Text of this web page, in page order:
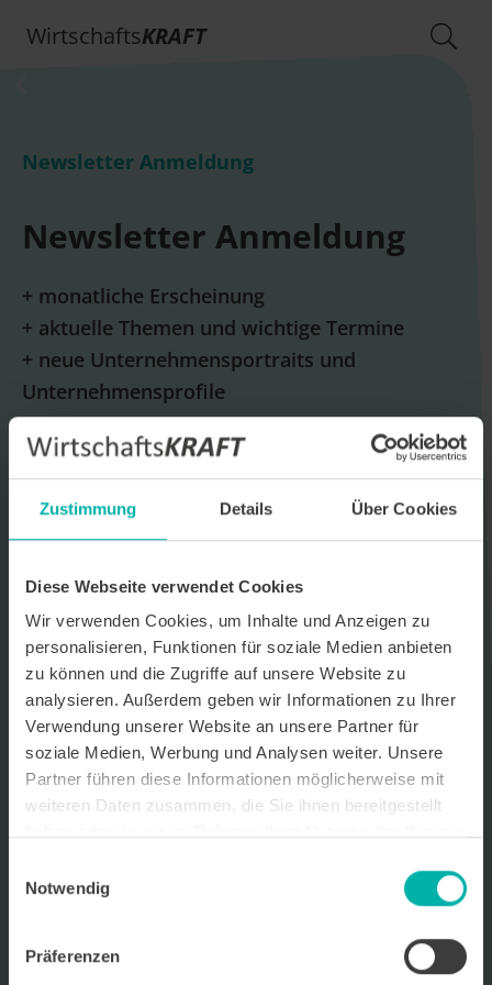
Zustimmung Details Über Cookies
Diese Webseite verwendet Cookies
Wir verwenden Cookies, um Inhalte und Anzeigen zu
personalisieren, Funktionen für soziale Medien anbieten
zu können und die Zugriffe auf unsere Website zu
analysieren. Außerdem geben wir Informationen zu Ihrer
Verwendung unserer Website an unsere Partner für
soziale Medien, Werbung und Analysen weiter. Unsere
Partner führen diese Informationen möglicherweise mit
weiteren Daten zusammen, die Sie ihnen bereitgestellt
Notwendig
Präferenzen
WirtschaftsKRAFT
Newsletter Anmeldung
Newsletter Anmeldung
+ monatliche Erscheinung
+ aktuelle Themen und wichtige Termine
+ neue Unternehmensportraits und
Unternehmensprofile
E-Mail *
WirtschaftsKRAFT der INFO - Das Magazin Pforzheim GmbH
erhalte. Um die Inhalte des Newsletters besser auf meine
persönlichen Interessen auszurichten, stimme ich außerdem zu,
hierfür mein personenbezogenes Nutzungsverhalten des
Newsletters zu erfassen und auszuwerten. Der Newsletter enthält
begleitende Werbeinformationen zu Produkten und
Dienstleistungen lokal ansässiger Werbekunden. Ich kann meine
Einwilligung jederzeit kostenfrei für die Zukunft durch den in jedem
Newsletter enthaltenen Abmeldelink oder per E-Mail an info@info-
pforzheim.de widerrufen. Meine E-Mail-Adresse wird ausschließlich
zur Zustellung des Newsletters genutzt. Detaillierte Informationen
zum Umgang mit Ihren Daten und der von uns eingesetzten
Newsletter-Software Cleverreach finden Sie in unserer
Datenschutzerklärung.